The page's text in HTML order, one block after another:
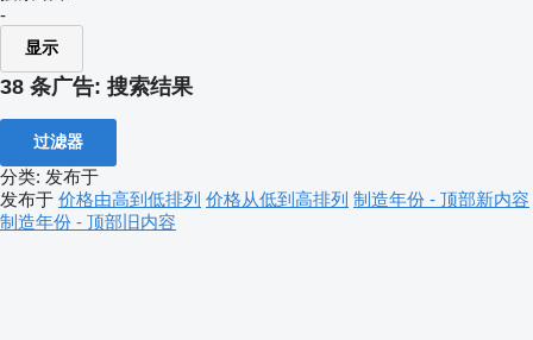
-
显示
38 条广告: 搜索结果
过滤器
分类: 发布于
发布于 价格由高到低排列 价格从低到高排列 制造年份 - 顶部新内容
制造年份 - 顶部旧内容